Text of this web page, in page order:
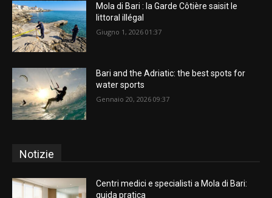
Mola di Bari : la Garde Côtière saisit le
littoral illégal
Giugno 1, 2026 01:37
Bari and the Adriatic: the best spots for
water sports
Gennaio 20, 2026 09:37
Notizie
Centri medici e specialisti a Mola di Bari:
guida pratica